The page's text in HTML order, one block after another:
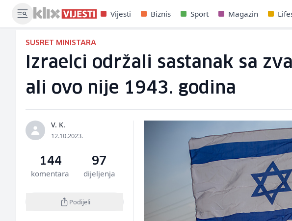
Vijesti Biznis Sport Magazin
SUSRET MINISTARA
Izraelci održali sastanak sa
ali ovo nije 1943. godina
V. K.
12.10.2023.
144
komentara
97
dijeljenja
Podijeli